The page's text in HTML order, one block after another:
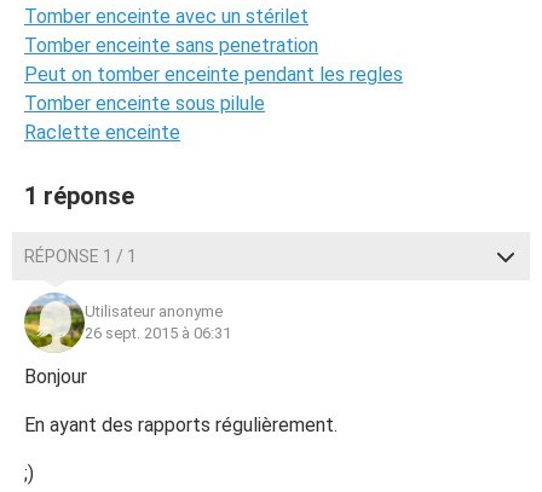
Tomber enceinte avec un stérilet
Tomber enceinte sans penetration
Peut on tomber enceinte pendant les regles
Tomber enceinte sous pilule
Raclette enceinte
1 réponse
RÉPONSE 1 / 1
Utilisateur anonyme
26 sept. 2015 à 06:31
Bonjour
En ayant des rapports régulièrement.
;)